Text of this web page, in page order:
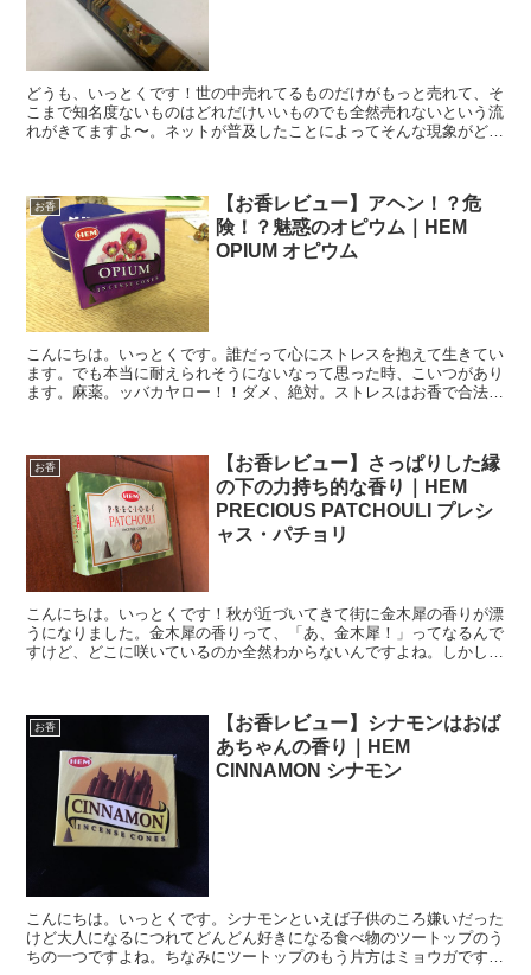
どうも、いっとくです！世の中売れてるものだけがもっと売れて、そ
こまで知名度ないものはどれだけいいものでも全然売れないという流
れがきてますよ〜。ネットが普及したことによってそんな現象がどん
お香
【お香レビュー】アヘン！？危
険！？魅惑のオピウム｜HEM
OPIUM オピウム
こんにちは。いっとくです。誰だって心にストレスを抱えて生きてい
ます。でも本当に耐えられそうにないなって思った時、こいつがあり
ます。麻薬。ッバカヤロー！！ダメ、絶対。ストレスはお香で合法的
お香
【お香レビュー】さっぱりした縁
の下の力持ち的な香り｜HEM
PRECIOUS PATCHOULI プレシ
ャス・パチョリ
こんにちは。いっとくです！秋が近づいてきて街に金木犀の香りが漂
うになりました。金木犀の香りって、「あ、金木犀！」ってなるんで
すけど、どこに咲いているのか全然わからないんですよね。しかし、
お香
【お香レビュー】シナモンはおば
あちゃんの香り｜HEM
CINNAMON シナモン
こんにちは。いっとくです。シナモンといえば子供のころ嫌いだった
けど大人になるにつれてどんどん好きになる食べ物のツートップのう
ちの一つですよね。ちなみにツートップのもう片方はミョウガです。